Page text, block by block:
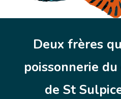
Deux frères
poissonnerie
de St